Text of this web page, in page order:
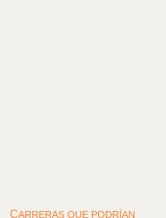
CARRERAS QUE PODRÍAN